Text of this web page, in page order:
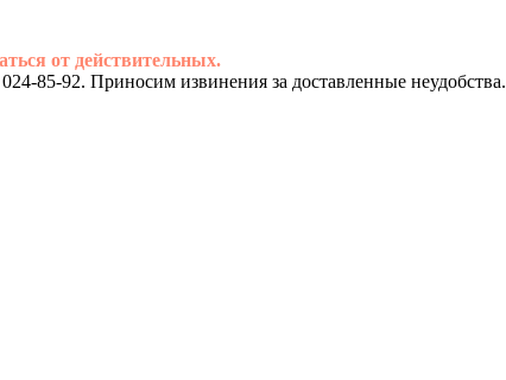
от действительных.
85-92. Приносим извинения за доставленные неудобства.